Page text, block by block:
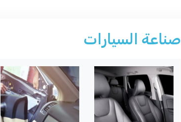
صناعة السيارات